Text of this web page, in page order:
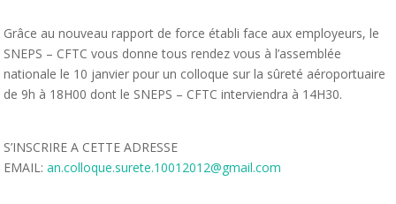
Grâce au nouveau rapport de force établi face aux employeurs, le
SNEPS – CFTC vous donne tous rendez vous à l’assemblée
nationale le 10 janvier pour un colloque sur la sûreté aéroportuaire
de 9h à 18H00 dont le SNEPS – CFTC interviendra à 14H30.
S’INSCRIRE A CETTE ADRESSE
EMAIL:an.colloque.surete.10012012@gmail.com